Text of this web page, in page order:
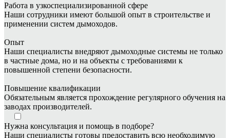
Работа в узкоспециализированной сфере
Наши сотрудники имеют большой опыт в строительстве и
применении систем дымоходов.
Опыт
Наши специалисты внедряют дымоходные системы не только
в частные дома, но и на объекты с требованиями к
повышенной степени безопасности.
Повышение квалификации
Обязательным является прохождение регулярного обучения на
заводах производителей.
Нужна консультация и помощь в подборе?
Наши специалисты готовы предоставить всю необходимую